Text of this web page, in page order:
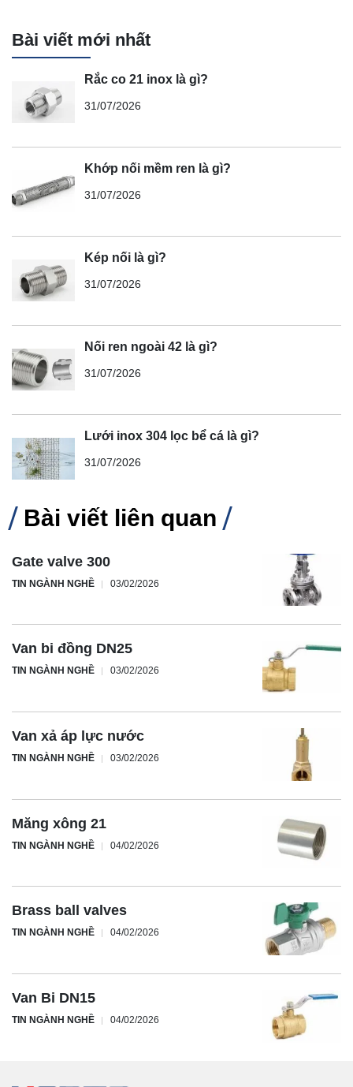
Bài viết mới nhất
Rắc co 21 inox là gì?
31/07/2026
Khớp nối mềm ren là gì?
31/07/2026
Kép nối là gì?
31/07/2026
Nối ren ngoài 42 là gì?
31/07/2026
Lưới inox 304 lọc bể cá là gì?
31/07/2026
Bài viết liên quan
Gate valve 300
TIN NGÀNH NGHỀ 03/02/2026
Van bi đồng DN25
TIN NGÀNH NGHỀ 03/02/2026
Van xả áp lực nước
TIN NGÀNH NGHỀ 03/02/2026
Măng xông 21
TIN NGÀNH NGHỀ 04/02/2026
Brass ball valves
TIN NGÀNH NGHỀ 04/02/2026
Van Bi DN15
TIN NGÀNH NGHỀ 04/02/2026